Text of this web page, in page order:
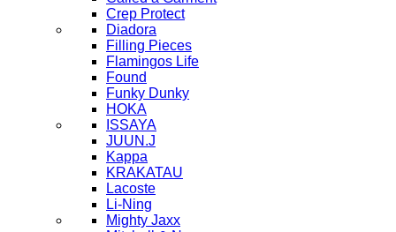
Crep Protect
Diadora
Filling Pieces
Flamingos Life
Found
Funky Dunky
HOKA
ISSAYA
JUUN.J
Kappa
KRAKATAU
Lacoste
Li-Ning
Mighty Jaxx